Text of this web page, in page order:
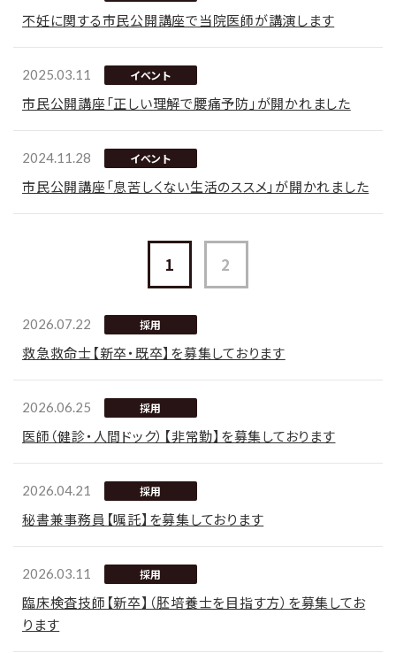
不妊に関する市民公開講座で当院医師が講演します
2025.03.11 イベント
市民公開講座「正しい理解で腰痛予防」が開かれました
2024.11.28 イベント
市民公開講座「息苦しくない生活のススメ」が開かれました
1 2
2026.07.22 採用
救急救命士【新卒・既卒】を募集しております
2026.06.25 採用
医師（健診・人間ドック）【非常勤】を募集しております
2026.04.21 採用
秘書兼事務員【嘱託】を募集しております
2026.03.11 採用
臨床検査技師【新卒】（胚培養士を目指す方）を募集してお
ります